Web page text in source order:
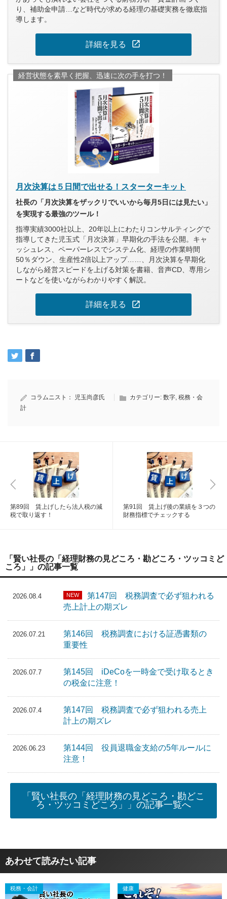
り、補助金申請…など時代が求める経理の基礎実務を徹底指
導します。
詳細を見る open_in_new
経営状態を素早く把握、迅速に次の手を打つ！
月次決算は５日間で出せる！スターターキット
社長の「月次決算をザックリでいいから毎月5日には見たい」
を実現する最強のツール！
指導実績3000社以上、20年以上にわたりコンサルティングで
指導してきた児玉式「月次決算」早期化の手法を公開。キャ
ッシュレス、ペーパーレスでシステム化、経理の作業時間
50％ダウン、生産性2倍以上アップ……、月次決算を早期化
しながら経営スピードを上げる対策を書籍、音声CD、専用シ
ートなどを使いながらわかりやすく解説。
詳細を見る open_in_new
コラムニスト： 児玉尚彦氏 カテゴリー: 数字 税務・会
計
第89回 賃上げしたら法人税の減
税で取り返す！
第91回 賃上げ後の業績を３つの
財務指標でチェックする
「賢い社長の「経理財務の見どころ・勘どころ・ツッコミど
ころ」」の記事一覧
2026.08.4 NEW
第147回 税務調査で必ず狙われる
売上計上の期ズレ
2026.07.21
第146回 税務調査における証憑書類の
重要性
2026.07.7
第145回 iDeCoを一時金で受け取るとき
の税金に注意！
2026.07.4
第147回 税務調査で必ず狙われる売上
計上の期ズレ
2026.06.23
第144回 役員退職金支給の5年ルールに
注意！
「賢い社長の「経理財務の見どころ・勘どこ
ろ・ツッコミどころ」」の記事一覧へ
あわせて読みたい記事
税務・会計 健康